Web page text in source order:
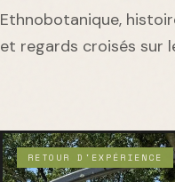
Ethnobotanique,
et regards croisés sur
RETOUR D'EXPÉRIENCE